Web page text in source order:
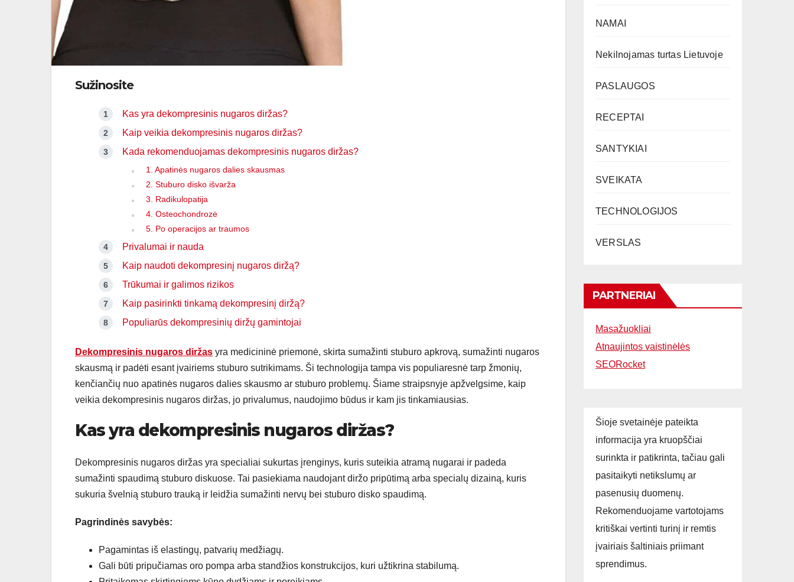
Sužinosite
Kas yra dekompresinis nugaros diržas?
Kaip veikia dekompresinis nugaros diržas?
Kada rekomenduojamas dekompresinis nugaros diržas?
1. Apatinės nugaros dalies skausmas
2. Stuburo disko išvarža
3. Radikulopatija
4. Osteochondrozė
5. Po operacijos ar traumos
Privalumai ir nauda
Kaip naudoti dekompresinį nugaros diržą?
Trūkumai ir galimos rizikos
Kaip pasirinkti tinkamą dekompresinį diržą?
Populiarūs dekompresinių diržų gamintojai
Dekompresinis nugaros diržas yra medicininė priemonė, skirta sumažinti stuburo apkrovą, sumažinti nugaros
skausmą ir padėti esant įvairiems stuburo sutrikimams. Ši technologija tampa vis populiaresnė tarp žmonių,
kenčiančių nuo apatinės nugaros dalies skausmo ar stuburo problemų. Šiame straipsnyje apžvelgsime, kaip
veikia dekompresinis nugaros diržas, jo privalumus, naudojimo būdus ir kam jis tinkamiausias.
Kas yra dekompresinis nugaros diržas?
Dekompresinis nugaros diržas yra specialiai sukurtas įrenginys, kuris suteikia atramą nugarai ir padeda
sumažinti spaudimą stuburo diskuose. Tai pasiekiama naudojant diržo pripūtimą arba specialų dizainą, kuris
sukuria švelnią stuburo trauką ir leidžia sumažinti nervų bei stuburo disko spaudimą.
Pagrindinės savybės:
Pagamintas iš elastingų, patvarių medžiagų.
Gali būti pripučiamas oro pompa arba standžios konstrukcijos, kuri užtikrina stabilumą.
NAMAI
Nekilnojamas turtas Lietuvoje
PASLAUGOS
RECEPTAI
SANTYKIAI
SVEIKATA
TECHNOLOGIJOS
VERSLAS
PARTNERIAI
Masažuokliai
Atnaujintos vaistinėlės
SEORocket
Šioje svetainėje pateikta
informacija yra kruopščiai
surinkta ir patikrinta, tačiau gali
pasitaikyti netikslumų ar
pasenusių duomenų.
Rekomenduojame vartotojams
kritiškai vertinti turinį ir remtis
įvairiais šaltiniais priimant
sprendimus.